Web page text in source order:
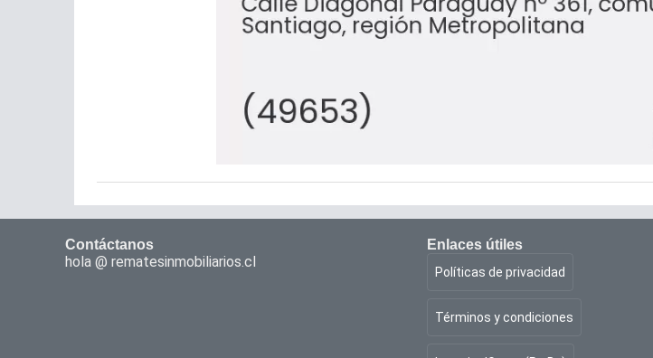
Contáctanos
hola @ rematesinmobiliarios.cl
Enlaces útiles
Políticas de privacidad
Términos y condiciones